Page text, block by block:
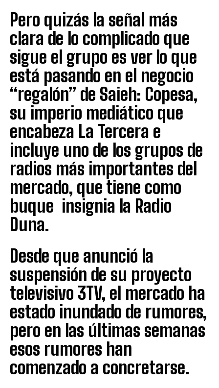
Pero quizás la señal más
clara de lo complicado que
sigue el grupo es ver lo que
está pasando en el negocio
“regalón” de Saieh: Copesa,
su imperio mediático que
encabeza La Tercera e
incluye uno de los grupos de
radios más importantes del
mercado, que tiene como
buque insignia la Radio
Duna.
Desde que anunció la
suspensión de su proyecto
televisivo 3TV, el mercado ha
estado inundado de rumores,
pero en las últimas semanas
esos rumores han
comenzado a concretarse.